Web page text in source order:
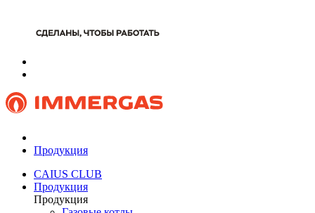
Продукция
CAIUS CLUB
Продукция
Продукция